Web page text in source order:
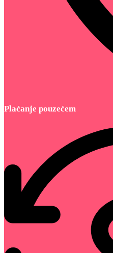
Plaćanje pouzećem